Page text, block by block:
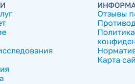
Отзывы
Политика
Карта